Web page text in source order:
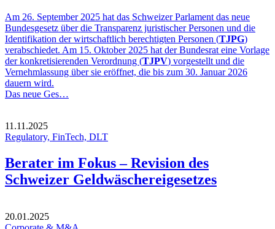
Am 26. September 2025 hat das Schweizer Parlament das neue
Bundesgesetz über die Transparenz juristischer Personen und die
Identifikation der wirtschaftlich berechtigten Personen (TJPG)
verabschiedet. Am 15. Oktober 2025 hat der Bundesrat eine Vorlage
der konkretisierenden Verordnung (TJPV) vorgestellt und die
Vernehmlassung über sie eröffnet, die bis zum 30. Januar 2026
dauern wird.
Das neue Ges…
11.11.2025
Regulatory, FinTech, DLT
Berater im Fokus – Revision des
Schweizer Geldwäschereigesetzes
20.01.2025